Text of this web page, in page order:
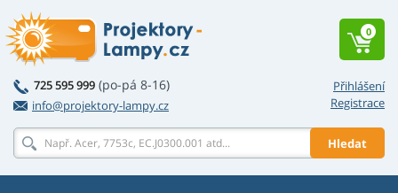
Přihlášení
Registrace
725 595 999 (po-pá 8-16)
info@projektory-lampy.cz
Hledat
0